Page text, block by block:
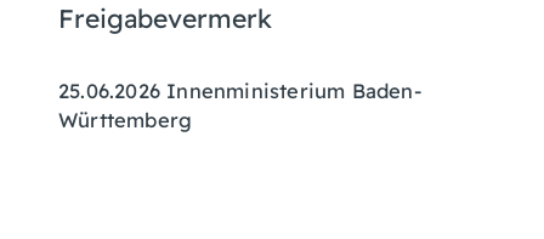
Freigabevermerk
25.06.2026 Innenministerium Baden-
Württemberg